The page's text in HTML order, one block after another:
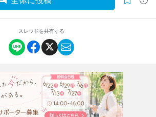
スレッドを共有する